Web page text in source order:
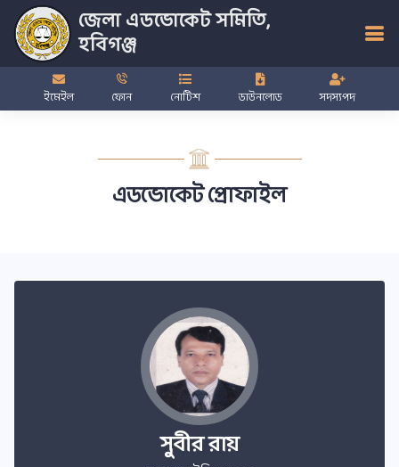
জেলা এডভোকেট সমিতি,
হবিগঞ্জ
ইমেইল ফোন নোটিশ ডাউনলোড সদস্যপদ
এডভোকেট প্রোফাইল
সুবীর রায়